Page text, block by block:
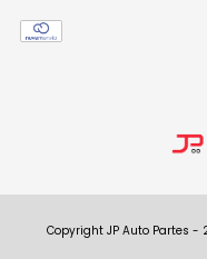
Copyright JP Auto Partes -